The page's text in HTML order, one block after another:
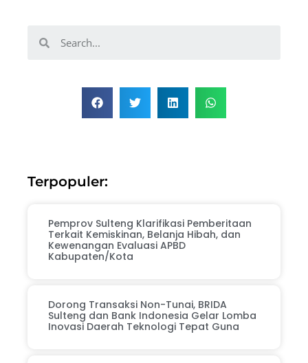
Terpopuler:
Pemprov Sulteng Klarifikasi Pemberitaan
Terkait Kemiskinan, Belanja Hibah, dan
Kewenangan Evaluasi APBD
Kabupaten/Kota
Dorong Transaksi Non-Tunai, BRIDA
Sulteng dan Bank Indonesia Gelar Lomba
Inovasi Daerah Teknologi Tepat Guna